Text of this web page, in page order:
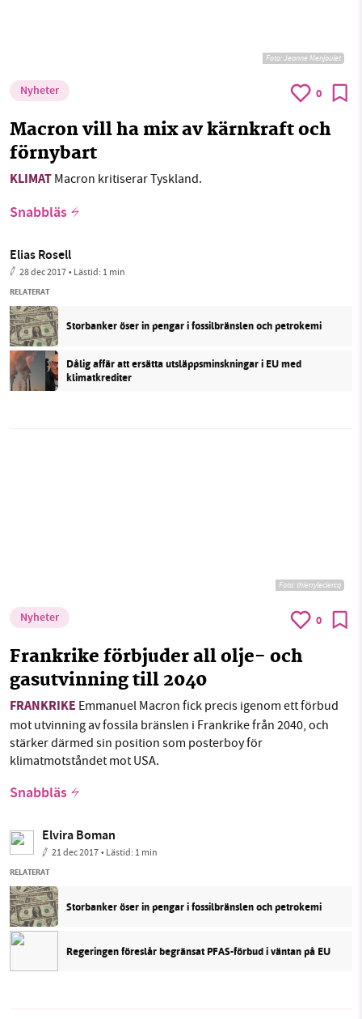
Foto:Jeanne Menjoulet
Nyheter 0
Macron vill ha mix av kärnkraft och
förnybart
KLIMAT Macron kritiserar Tyskland.
Snabbläs
Elias Rosell
28 dec 2017• Lästid: 1 min
RELATERAT
Storbanker öser in pengar i fossilbränslen och petrokemi
Dålig affär att ersätta utsläppsminskningar i EU med
klimatkrediter
Foto: thierryleclercq
Nyheter 0
Frankrike förbjuder all olje- och
gasutvinning till 2040
FRANKRIKE Emmanuel Macron fick precis igenom ett förbud
mot utvinning av fossila bränslen i Frankrike från 2040, och
stärker därmed sin position som posterboy för
klimatmotståndet mot USA.
Snabbläs
Elvira Boman
21 dec 2017• Lästid: 1 min
RELATERAT
Storbanker öser in pengar i fossilbränslen och petrokemi
Regeringen föreslår begränsat PFAS-förbud i väntan på EU